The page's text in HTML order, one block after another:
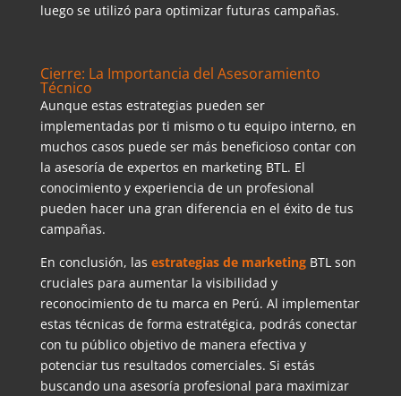
luego se utilizó para optimizar futuras campañas.
Cierre: La Importancia del Asesoramiento
Técnico
Aunque estas estrategias pueden ser
implementadas por ti mismo o tu equipo interno, en
muchos casos puede ser más beneficioso contar con
la asesoría de expertos en marketing BTL. El
conocimiento y experiencia de un profesional
pueden hacer una gran diferencia en el éxito de tus
campañas.
En conclusión, las estrategias de marketingBTL son
cruciales para aumentar la visibilidad y
reconocimiento de tu marca en Perú. Al implementar
estas técnicas de forma estratégica, podrás conectar
con tu público objetivo de manera efectiva y
potenciar tus resultados comerciales. Si estás
buscando una asesoría profesional para maximizar